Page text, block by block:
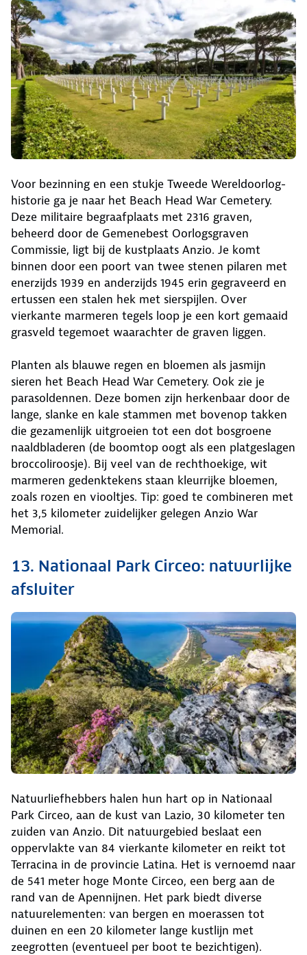
Voor bezinning en een stukje Tweede Wereldoorlog-
historie ga je naar het Beach Head War Cemetery.
Deze militaire begraafplaats met 2316 graven,
beheerd door de Gemenebest Oorlogsgraven
Commissie, ligt bij de kustplaats Anzio. Je komt
binnen door een poort van twee stenen pilaren met
enerzijds 1939 en anderzijds 1945 erin gegraveerd en
ertussen een stalen hek met sierspijlen. Over
vierkante marmeren tegels loop je een kort gemaaid
grasveld tegemoet waarachter de graven liggen.
Planten als blauwe regen en bloemen als jasmijn
sieren het Beach Head War Cemetery. Ook zie je
parasoldennen. Deze bomen zijn herkenbaar door de
lange, slanke en kale stammen met bovenop takken
die gezamenlijk uitgroeien tot een dot bosgroene
naaldbladeren (de boomtop oogt als een platgeslagen
broccoliroosje). Bij veel van de rechthoekige, wit
marmeren gedenktekens staan kleurrijke bloemen,
zoals rozen en viooltjes. Tip: goed te combineren met
het 3,5 kilometer zuidelijker gelegen Anzio War
Memorial.
13. Nationaal Park Circeo: natuurlijke
afsluiter
Natuurliefhebbers halen hun hart op in Nationaal
Park Circeo, aan de kust van Lazio, 30 kilometer ten
zuiden van Anzio. Dit natuurgebied beslaat een
oppervlakte van 84 vierkante kilometer en reikt tot
Terracina in de provincie Latina. Het is vernoemd naar
de 541 meter hoge Monte Circeo, een berg aan de
rand van de Apennijnen. Het park biedt diverse
natuurelementen: van bergen en moerassen tot
duinen en een 20 kilometer lange kustlijn met
zeegrotten (eventueel per boot te bezichtigen).